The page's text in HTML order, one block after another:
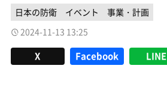
日本の防衛 イベント
事業・計画
2024-11-13 13:25
X Facebook LINE